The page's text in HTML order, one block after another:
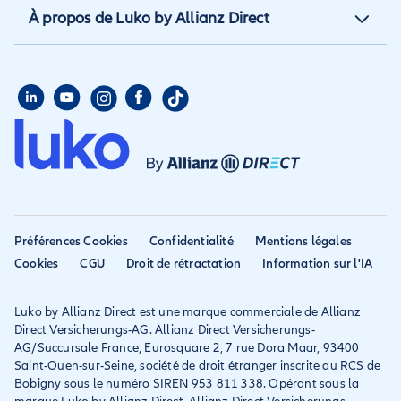
Assurance colocataire
Assurance annuelle
Assurance étudiant
Assurance PVT
Assurance rapatriement
Aide et contact
Aide habitation
Mon compte
Déclarer un sinistre
habitation
Résilier ancien assureur
À propos de Luko by Allianz Direct
Presse
Avis
Allianz travel devient
Eurofil rejoint Allianz
Conditions générales et
IPID
Préférences Cookies Confidentialité
Mentions légales
Cookies
CGU Droit de rétractation Information sur l'IA
Luko by Allianz Direct est une marque commerciale de Allianz
Direct Versicherungs-AG. Allianz Direct Versicherungs-
AG/Succursale France, Eurosquare 2, 7 rue Dora Maar, 93400
Saint-Ouen-sur-Seine, société de droit étranger inscrite au RCS de
Bobigny sous le numéro SIREN 953 811 338. Opérant sous la